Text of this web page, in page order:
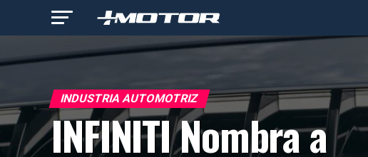
INDUSTRIA AUTOMOTRIZ
INFINITI Nombra a